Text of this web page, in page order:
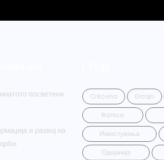
посветени
и развој на
Crkovna Dizajn
Riznica
Известувања
Одејанија